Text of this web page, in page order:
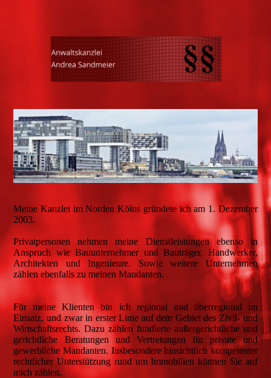
Meine Kanzlei im Norden Kölns gründete ich am 1. Dezember
2003.
Privatpersonen nehmen meine Dienstleistungen ebenso in
Anspruch wie Bauunternehmer und Bauträger, Handwerker,
Architekten und Ingenieure. Sowie weitere Unternehmen
zählen ebenfalls zu meinen Mandanten.
Für meine Klienten bin ich regional und überregional im
Einsatz, und zwar in erster Linie auf dem Gebiet des Zivil- und
Wirtschaftsrechts. Dazu zählen fundierte außergerichtliche und
gerichtliche Beratungen und Vertretungen für private und
gewerbliche Mandanten. Insbesondere hinsichtlich kompetenter
rechtlicher Unterstützung rund um Immobilien können Sie auf
mich zählen.